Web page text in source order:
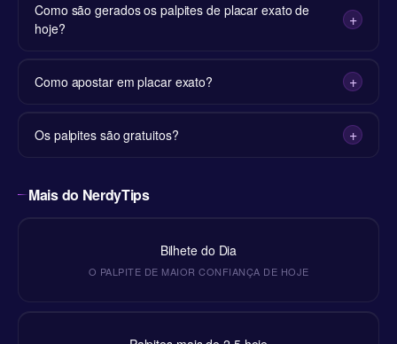
Como são gerados os palpites de placar exato de
hoje?
Como apostar em placar exato?
Os palpites são gratuitos?
Mais do NerdyTips
Bilhete do Dia
O PALPITE DE MAIOR CONFIANÇA DE HOJE